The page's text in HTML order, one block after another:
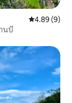
คะแนนเฉลี่ย
4.89 (9)
นบี